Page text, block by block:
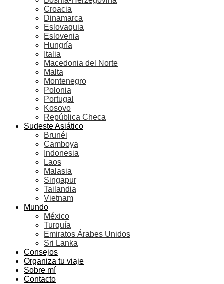
Croacia
Dinamarca
Eslovaquia
Eslovenia
Hungría
Italia
Macedonia del Norte
Malta
Montenegro
Polonia
Portugal
Kosovo
República Checa
Sudeste Asiático
Brunéi
Camboya
Indonesia
Laos
Malasia
Singapur
Tailandia
Vietnam
Mundo
México
Turquía
Emiratos Árabes Unidos
Sri Lanka
Consejos
Organiza tu viaje
Sobre mí
Contacto